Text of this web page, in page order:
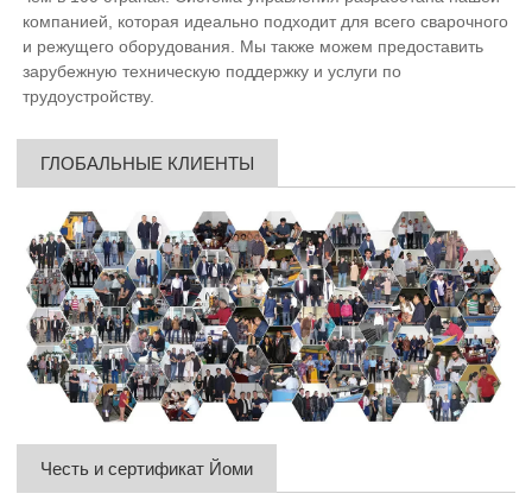
компанией, которая идеально подходит для всего сварочного
и режущего оборудования. Мы также можем предоставить
зарубежную техническую поддержку и услуги по
трудоустройству.
ГЛОБАЛЬНЫЕ КЛИЕНТЫ
Честь и сертификат Йоми